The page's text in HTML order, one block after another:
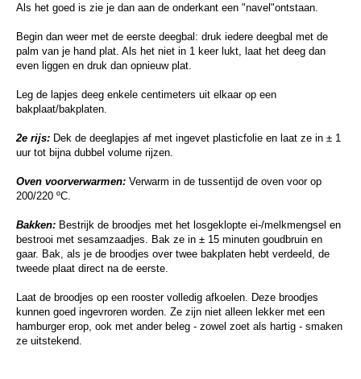
Als het goed is zie je dan aan de onderkant een "navel"ontstaan.
Begin dan weer met de eerste deegbal: druk iedere deegbal met de
palm van je hand plat. Als het niet in 1 keer lukt, laat het deeg dan
even liggen en druk dan opnieuw plat.
Leg de lapjes deeg enkele centimeters uit elkaar op een
bakplaat/bakplaten.
2e rijs: Dek de deeglapjes af met ingevet plasticfolie en laat ze in ± 1
uur tot bijna dubbel volume rijzen.
Oven voorverwarmen: Verwarm in de tussentijd de oven voor op
200/220 ºC.
Bakken: Bestrijk de broodjes met het losgeklopte ei-/melkmengsel en
bestrooi met sesamzaadjes. Bak ze in ± 15 minuten goudbruin en
gaar. Bak, als je de broodjes over twee bakplaten hebt verdeeld, de
tweede plaat direct na de eerste.
Laat de broodjes op een rooster volledig afkoelen. Deze broodjes
kunnen goed ingevroren worden. Ze zijn niet alleen lekker met een
hamburger erop, ook met ander beleg - zowel zoet als hartig - smaken
ze uitstekend.